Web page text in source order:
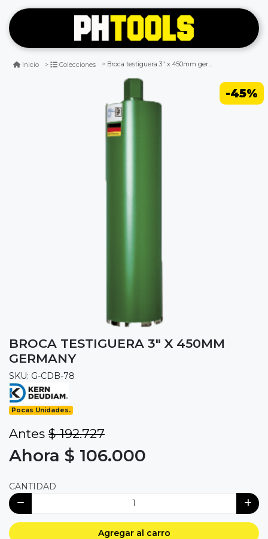
Inicio Colecciones Broca testiguera 3" x 450mm germany
-45%
BROCA TESTIGUERA 3" X 450MM
GERMANY
SKU: G-CDB-78
Pocas Unidades.
Antes $ 192.727
Ahora $ 106.000
CANTIDAD
Agregar al carro